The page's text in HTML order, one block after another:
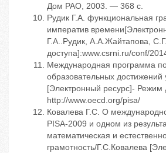
Дом РАО, 2003. — 368 с.
Рудик Г.А. функциональная
императив
Г.А..Рудик, А.А.Жайтапова,
доступа]:www.csrni.ru/conf/
Международная программа
образовательных достижений
[Электронный ресурс]- Режим
http://www.oecd.org/pisa/
Ковалева Г.С. О
PISA-2009 и одном из
математическая и
грамотность/Г.С.Ковалева